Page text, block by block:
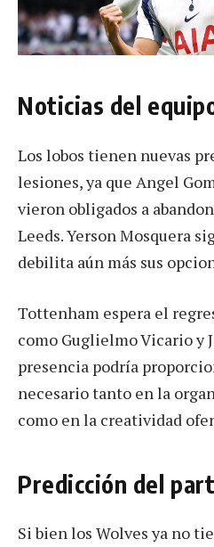
Noticias del
Los lobos tienen nuevas
lesiones, ya que Angel
vieron obligados a
Leeds. Yerson Mosquera
debilita aún más sus
Tottenham espera el
como Guglielmo Vicario y
presencia podría
necesario tanto en la
como en la creatividad
Predicción del
Si bien los Wolves ya no